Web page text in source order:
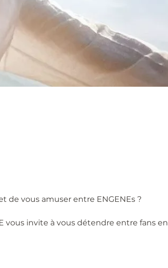
de vous amuser entre ENGENEs ?
vous invite à vous détendre entre fans en